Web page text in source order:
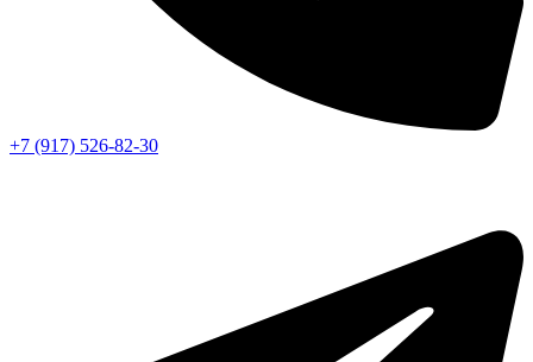
+7 (917) 526-82-30